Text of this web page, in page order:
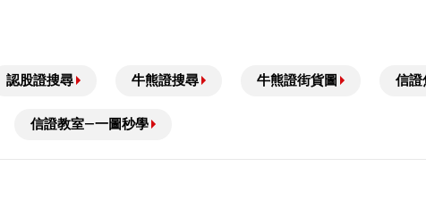
認股證搜尋 牛熊證搜尋 牛熊證街貨圖 信證
信證教室—一圖秒學